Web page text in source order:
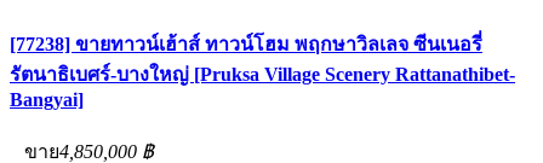
[77238] ขายทาวน์เฮ้าส์ ทาวน์โฮม พฤกษาวิลเลจ ซีนเนอรี่
รัตนาธิเบศร์-บางใหญ่ [Pruksa Village Scenery Rattanathibet-
Bangyai]
ขาย4,850,000 ฿